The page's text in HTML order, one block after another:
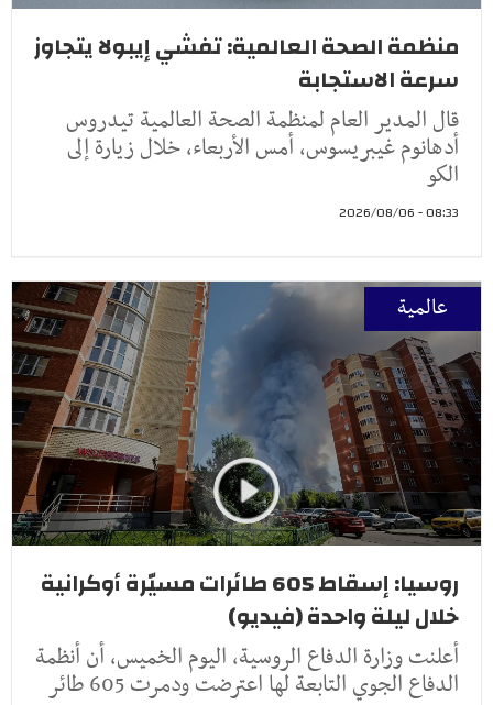
منظمة الصحة العالمية: تفشي إيبولا يتجاوز
سرعة الاستجابة
قال المدير العام لمنظمة الصحة العالمية تيدروس
أدهانوم غيبريسوس، أمس الأربعاء، خلال زيارة إلى
الكو
08:33 - 2026/08/06
عالمية
روسيا: إسقاط 605 طائرات مسيّرة أوكرانية
خلال ليلة واحدة (فيديو)
أعلنت وزارة الدفاع الروسية، اليوم الخميس، أن أنظمة
الدفاع الجوي التابعة لها اعترضت ودمرت 605 طائر